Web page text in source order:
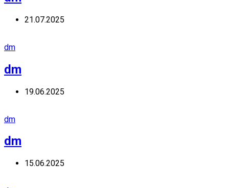
21.07.2025
dm
dm
19.06.2025
dm
dm
15.06.2025